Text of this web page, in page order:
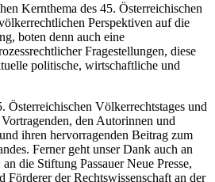
Kernthema des 45. Österreichischen
Perspektiven auf die
boten denn auch eine
Fragestellungen, diese
politische, wirtschaftliche und
Österreichischen Völkerrechtstages und
den Autorinnen und
ihren hervorragenden Beitrag zum
Ferner geht unser Dank auch an
die Stiftung Passauer Neue Presse,
Förderer der Rechtswissenschaft an der